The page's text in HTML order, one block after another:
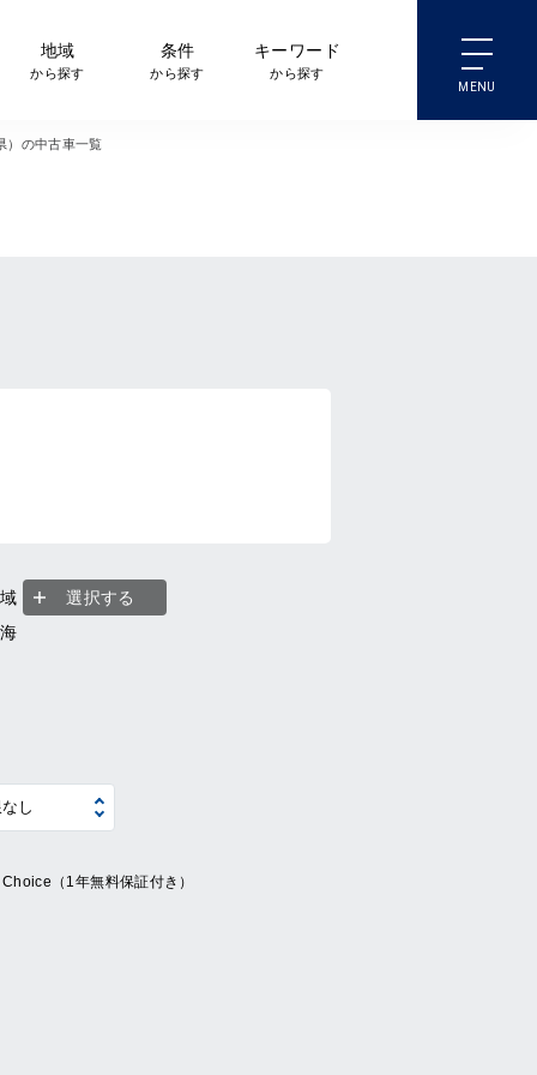
地域
から探す
条件
から探す
キーワード
から探す
）の中古車一覧
選択する
（1年無料保証付き）